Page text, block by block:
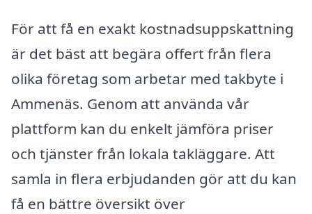
För att få en exakt kostnadsuppskattning
är det bäst att begära offert från flera
olika företag som arbetar med takbyte i
Ammenäs. Genom att använda vår
plattform kan du enkelt jämföra priser
och tjänster från lokala takläggare. Att
samla in flera erbjudanden gör att du kan
få en bättre översikt över